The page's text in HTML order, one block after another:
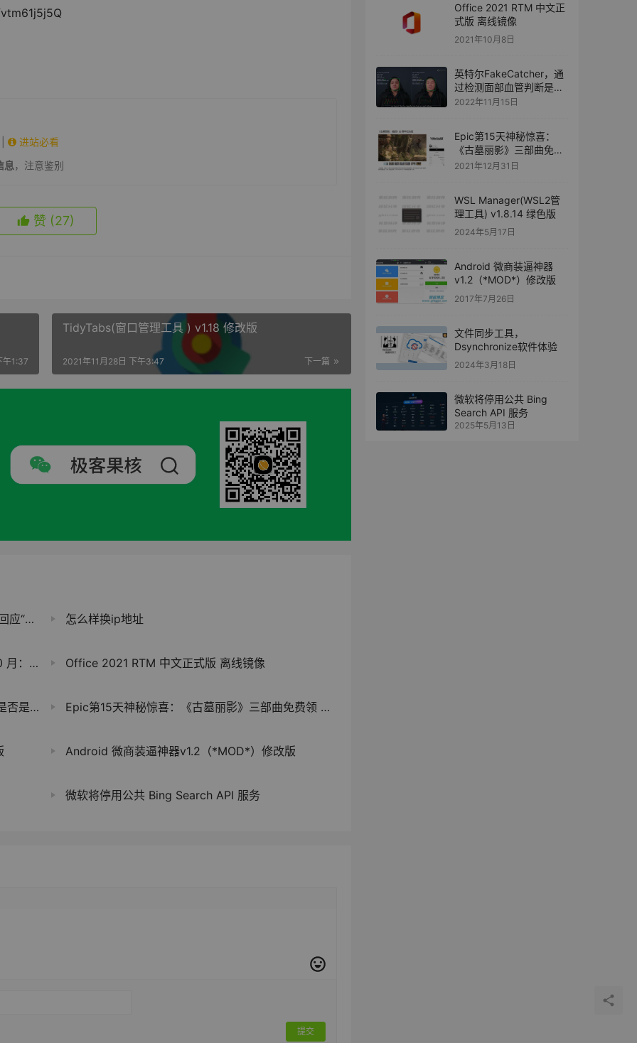
进站必看
息，注意鉴别
赞 (27)
午1:37
TidyTabs(窗口管理工具 ) v1.18 修改版
下一篇
2021年11月28日 下午3:47
推特 怎么样换ip地址
设置 Office 2021 RTM 中文正式版 离线镜像
换脸 Epic第15天神秘惊喜：《古墓丽影》三部曲免费领 价值468元
Android 微商装逼神器v1.2（*MOD*）修改版
微软将停用公共 Bing Search API 服务
提交
Office 2021 RTM 中文正
式版 离线镜像
2021年10月8日
英特尔FakeCatcher，通
过检测面部血管判断是否
是AI换脸
2022年11月15日
Epic第15天神秘惊喜：
《古墓丽影》三部曲免费
领 价值468元
2021年12月31日
WSL Manager(WSL2管
理工具) v1.8.14 绿色版
2024年5月17日
Android 微商装逼神器
v1.2（*MOD*）修改版
2017年7月26日
文件同步工具，
Dsynchronize软件体验
2024年3月18日
微软将停用公共 Bing
Search API 服务
2025年5月13日